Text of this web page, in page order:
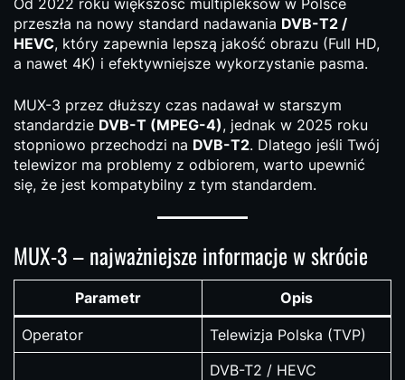
Od 2022 roku większość multipleksów w Polsce
przeszła na nowy standard nadawania DVB-T2 /
HEVC, który zapewnia lepszą jakość obrazu (Full HD,
a nawet 4K) i efektywniejsze wykorzystanie pasma.
MUX-3 przez dłuższy czas nadawał w starszym
standardzie DVB-T (MPEG-4), jednak w 2025 roku
stopniowo przechodzi na DVB-T2. Dlatego jeśli Twój
telewizor ma problemy z odbiorem, warto upewnić
się, że jest kompatybilny z tym standardem.
MUX-3 – najważniejsze informacje w skrócie
Parametr Opis
Operator Telewizja Polska (TVP)
DVB-T2 / HEVC